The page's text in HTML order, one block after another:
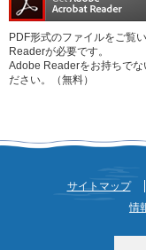
PDF形式のファイルをご覧
Readerが必要です。
Adobe Readerをお持ちでな
ださい。（無料）
サイトマップ
情